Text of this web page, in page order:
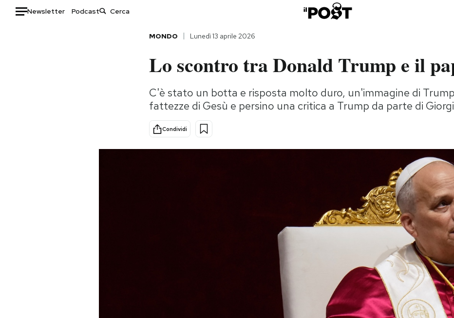
Newsletter Podcast
Consumismi
Storie/Idee
Ok Boomer!
Media
MONDO Lunedì 13 aprile 2026
Lo scontro tra Donald Trump e il
C'è stato un botta e risposta molto duro, un'immagine di
fattezze di Gesù e persino una critica a Trump da parte di
Condividi